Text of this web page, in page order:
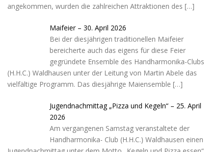
angekommen, wurden die zahlreichen Attraktionen des […]
Maifeier – 30. April 2026
Bei der diesjährigen traditionellen Maifeier
bereicherte auch das eigens für diese Feier
gegründete Ensemble des Handharmonika-Clubs
(H.H.C.) Waldhausen unter der Leitung von Martin Abele das
vielfältige Programm. Das diesjährige Maiensemble […]
Jugendnachmittag „Pizza und Kegeln“ – 25. April
2026
Am vergangenen Samstag veranstaltete der
Handharmonika- Club (H.H.C.) Waldhausen einen